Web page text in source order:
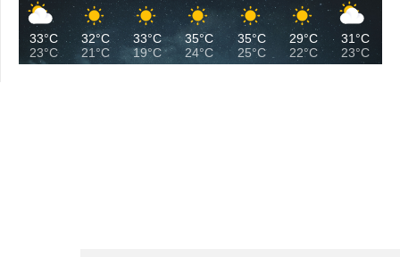
33°C
23°C
32°C
21°C
33°C
19°C
35°C
24°C
35°C
25°C
29°C
22°C
31°C
23°C